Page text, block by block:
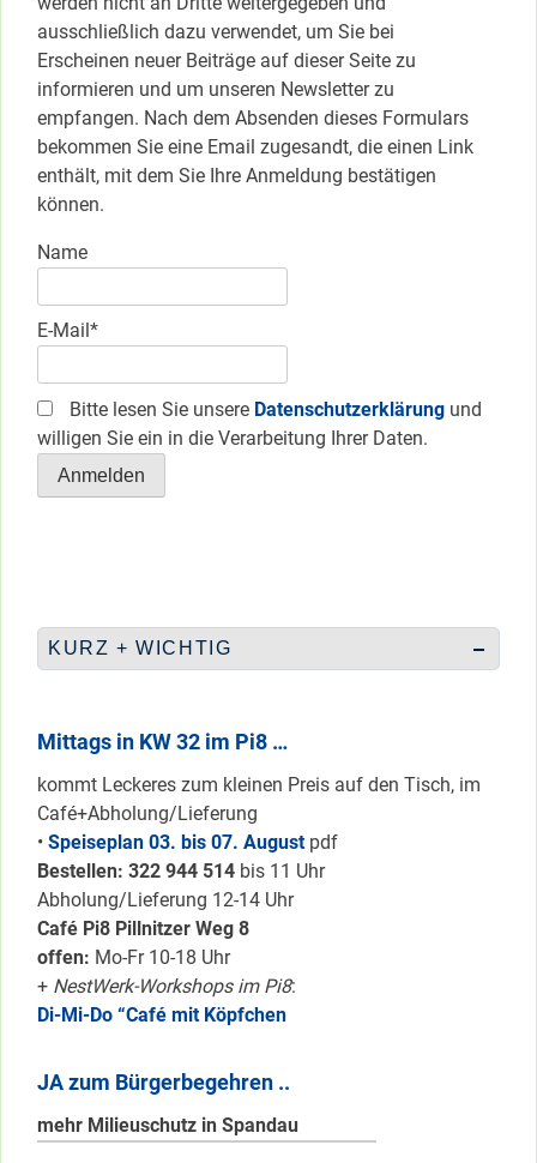
ausschließlich dazu verwendet, um Sie bei
Erscheinen neuer Beiträge auf dieser Seite zu
informieren und um unseren Newsletter zu
empfangen. Nach dem Absenden dieses Formulars
bekommen Sie eine Email zugesandt, die einen Link
enthält, mit dem Sie Ihre Anmeldung bestätigen
können.
Name
E-Mail*
Bitte lesen Sie unsere Datenschutzerklärung und
willigen Sie ein in die Verarbeitung Ihrer Daten.
KURZ + WICHTIG
Mittags in KW 32 im Pi8 …
kommt Leckeres zum kleinen Preis auf den Tisch, im
Café+Abholung/Lieferung
• Speiseplan 03. bis 07. August pdf
Bestellen: 322 944 514 bis 11 Uhr
Abholung/Lieferung 12-14 Uhr
Café Pi8 Pillnitzer Weg 8
offen: Mo-Fr 10-18 Uhr
+ NestWerk-Workshops im Pi8:
Di-Mi-Do “Café mit Köpfchen
JA zum Bürgerbegehren ..
mehr Milieuschutz in Spandau